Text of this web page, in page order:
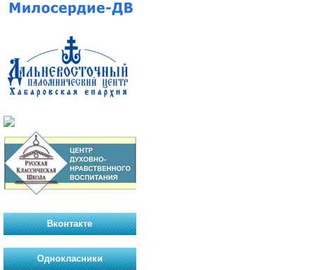
Вконтакте
Однокласники